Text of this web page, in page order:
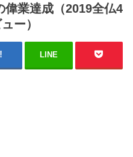
偉業達成（2019全仏4
ー）
LINE